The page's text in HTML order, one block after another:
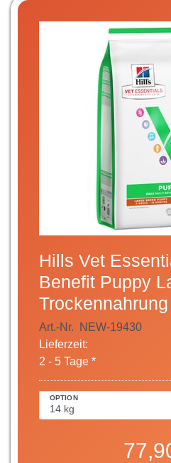
Hills Vet
Benefit Puppy
Trockennahrung
Art.-Nr.
NEW-19430
Lieferzeit:
2 - 5 Tage *
OPTION